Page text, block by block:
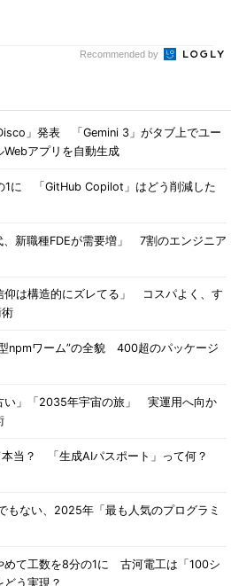
Recommended by
」発表 「Gemini 3」がタブ上でユー
アプリを自動生成
1に 「GitHub Copilot」はどう削減した
、新職種FDEが需要増」 7割のエンジニア
仰は構造的にズレてる」 コスパよく、す
術
npmワーム”の全貌 400超のパッケージ
い」「2035年宇宙の旅」 実運用へ向か
本当？ 「生成AIパスポート」って何？
もない、2025年「最も人気のプログラミ
めて工数を8分の1に 古河電工は「100シ
う実現？